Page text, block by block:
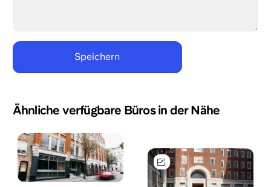
Ähnliche verfügbare Büros in der Nähe